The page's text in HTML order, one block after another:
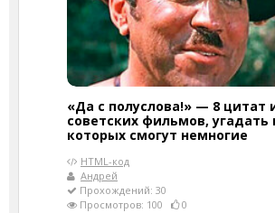
«Да с полуслова!» — 8 цитат
советских фильмов, угадать
которых смогут немногие
HTML-код
Андрей
Прохождений: 30
Просмотров: 100
0